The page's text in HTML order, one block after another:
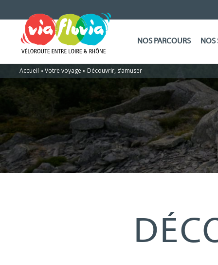
NOS PARCOURS NOS
Accueil »Votre voyage » Découvrir, s’amuser